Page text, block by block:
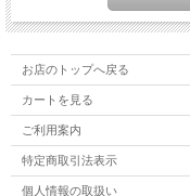
お店のトップへ戻る
カートを見る
ご利用案内
特定商取引法表示
個人情報の取扱い